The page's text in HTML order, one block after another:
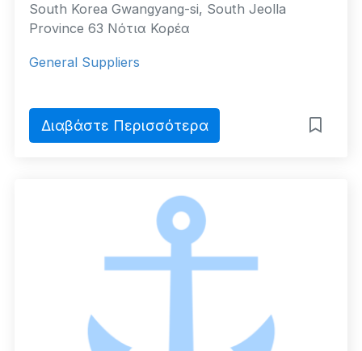
South Korea Gwangyang-si, South Jeolla
Province 63 Νότια Κορέα
General Suppliers
Διαβάστε Περισσότερα